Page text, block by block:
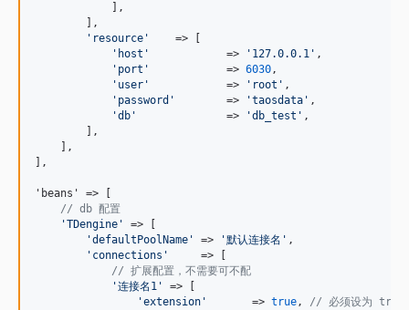
            ],
        ],
' resource '
    => [
' host '
            =>
' 127.0.0.1 ' ,
' port '
            =>
6030,
' user '
            =>
' root ' ,
' password '
        =>
'taosdata ' ,
'db '
              =>
'db_test ' ,
        ],
    ],
],
'beans' => [
// db 配置
'TDengine '
=> [
'defaultPoolName ' => '默认连接名 ' ,
' connections '
     => [
// 扩展配置，不需要可不配
'连接名1 '
=> [
'extension '
       =>
true, // 必须设为 true